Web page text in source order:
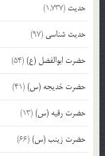
حدیث (1,737)
حدیث شناسی (97)
حضرت ابوالفضل (ع)(54)
حضرت خدیجه (س)(41)
حضرت رقیه (س)(13)
حضرت زینب (س)(66)